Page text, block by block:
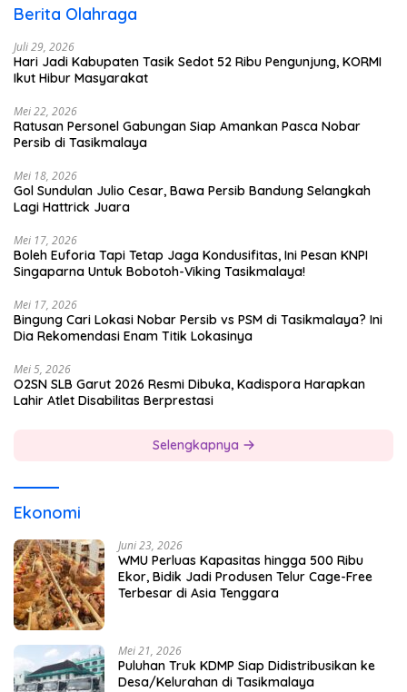
Berita Olahraga
Juli 29, 2026
Hari Jadi Kabupaten Tasik Sedot 52 Ribu Pengunjung, KORMI
Ikut Hibur Masyarakat
Mei 22, 2026
Ratusan Personel Gabungan Siap Amankan Pasca Nobar
Persib di Tasikmalaya
Mei 18, 2026
Gol Sundulan Julio Cesar, Bawa Persib Bandung Selangkah
Lagi Hattrick Juara
Mei 17, 2026
Boleh Euforia Tapi Tetap Jaga Kondusifitas, Ini Pesan KNPI
Singaparna Untuk Bobotoh-Viking Tasikmalaya!
Mei 17, 2026
Bingung Cari Lokasi Nobar Persib vs PSM di Tasikmalaya? Ini
Dia Rekomendasi Enam Titik Lokasinya
Mei 5, 2026
O2SN SLB Garut 2026 Resmi Dibuka, Kadispora Harapkan
Lahir Atlet Disabilitas Berprestasi
Selengkapnya
Ekonomi
Juni 23, 2026
WMU Perluas Kapasitas hingga 500 Ribu
Ekor, Bidik Jadi Produsen Telur Cage-Free
Terbesar di Asia Tenggara
Mei 21, 2026
Puluhan Truk KDMP Siap Didistribusikan ke
Desa/Kelurahan di Tasikmalaya